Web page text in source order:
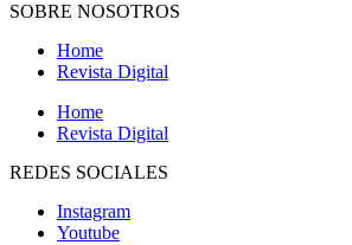
SOBRE NOSOTROS
Home
Revista Digital
Home
Revista Digital
REDES SOCIALES
Instagram
Youtube